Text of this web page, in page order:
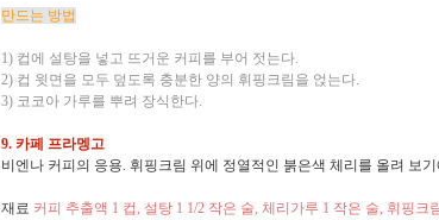
만드는 방법
1) 컵에 설탕을 넣고 뜨거운 커피를 부어 젓는다.
2) 컵 윗면을 모두 덮도록 충분한 양의 휘핑크림을 얹는다.
3) 코코아 가루를 뿌려 장식한다.
9. 카페 프라멩고
비엔나 커피의 응용. 휘핑크림 위에 정열적인 붉은색 체리를 올려 보
재료 커피 추출액 1 컵, 설탕 1 1/2 작은 술, 체리가루 1 작은 술, 휘핑크